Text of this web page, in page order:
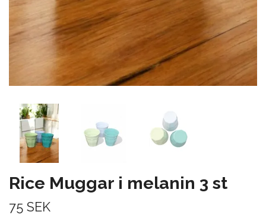
Rice Muggar i melanin 3 st
75 SEK